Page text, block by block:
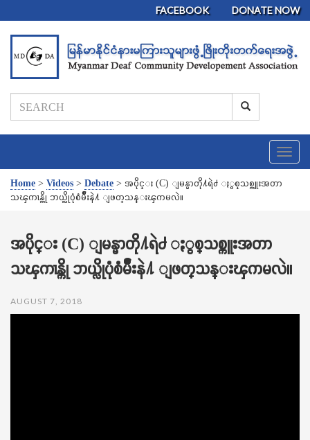
FACEBOOK DONATE NOW
T
o
v
i
Home > Videos > Debate > အပိုင္း (C) ျမန္မာတို႔ရဲ႕ ႏွစ္သစ္ကူးအတာ
သၾကၤန္ကို ဘယ္လိုပုံစံမ်ဳိးနဲ႔ ျဖတ္သန္းၾကမလဲ။
အပိုင္း (C) ျမန္မာတို႔ရဲ႕ ႏွစ္သစ္ကူးအတာ
သၾကၤန္ကို ဘယ္လိုပုံစံမ်ဳိးနဲ႔ ျဖတ္သန္းၾကမလဲ။
AUGUST 7, 2018